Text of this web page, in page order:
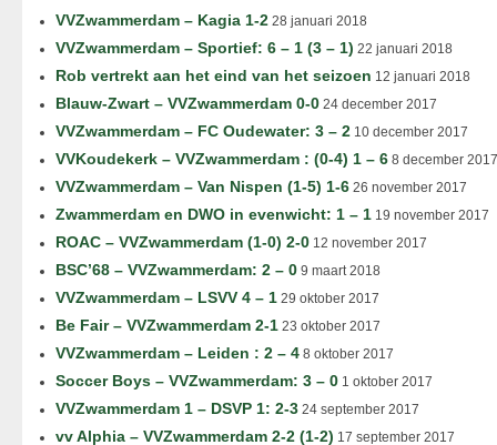
VVZwammerdam – Kagia 1-2 28 januari 2018
VVZwammerdam – Sportief: 6 – 1 (3 – 1) 22 januari 2018
Rob vertrekt aan het eind van het seizoen 12 januari 2018
Blauw-Zwart – VVZwammerdam 0-0 24 december 2017
VVZwammerdam – FC Oudewater: 3 – 2 10 december 2017
VVKoudekerk – VVZwammerdam : (0-4) 1 – 6 8 december 2017
VVZwammerdam – Van Nispen (1-5) 1-6 26 november 2017
Zwammerdam en DWO in evenwicht: 1 – 1 19 november 2017
ROAC – VVZwammerdam (1-0) 2-0 12 november 2017
BSC’68 – VVZwammerdam: 2 – 0 9 maart 2018
VVZwammerdam – LSVV 4 – 1 29 oktober 2017
Be Fair – VVZwammerdam 2-1 23 oktober 2017
VVZwammerdam – Leiden : 2 – 4 8 oktober 2017
Soccer Boys – VVZwammerdam: 3 – 0 1 oktober 2017
VVZwammerdam 1 – DSVP 1: 2-3 24 september 2017
vv Alphia – VVZwammerdam 2-2 (1-2) 17 september 2017